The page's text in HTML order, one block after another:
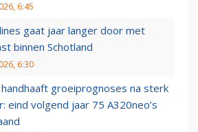
6:45
gaat jaar langer door met
binnen Schotland
6:30
groeiprognoses na sterk
eind volgend jaar 75 A320neo’s